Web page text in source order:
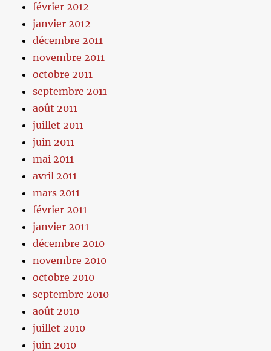
février 2012
janvier 2012
décembre 2011
novembre 2011
octobre 2011
septembre 2011
août 2011
juillet 2011
juin 2011
mai 2011
avril 2011
mars 2011
février 2011
janvier 2011
décembre 2010
novembre 2010
octobre 2010
septembre 2010
août 2010
juillet 2010
juin 2010